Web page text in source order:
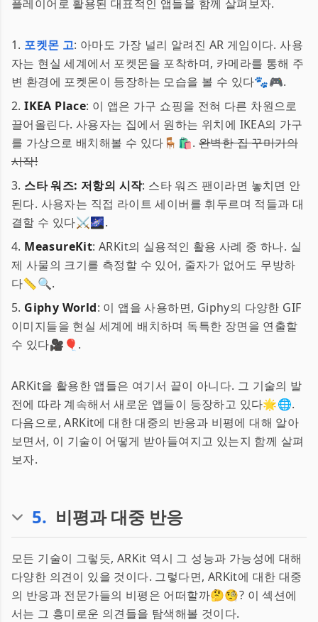
플레이어로 활용된 대표적인 앱들을 함께 살펴보자.
1. 포켓몬 고: 아마도 가장 널리 알려진 AR 게임이다. 사용
자는 현실 세계에서 포켓몬을 포착하며, 카메라를 통해 주
변 환경에 포켓몬이 등장하는 모습을 볼 수 있다🐾🎮.
2.IKEA Place: 이 앱은 가구 쇼핑을 전혀 다른 차원으로
끌어올린다. 사용자는 집에서 원하는 위치에 IKEA의 가구
를 가상으로 배치해볼 수 있다🪑🛍. 완벽한 집 꾸미기의
시작!
3. 스타 워즈: 저항의 시작: 스타 워즈 팬이라면 놓치면 안
된다. 사용자는 직접 라이트 세이버를 휘두르며 적들과 대
결할 수 있다⚔️🌌.
4. MeasureKit: ARKit의 실용적인 활용 사례 중 하나. 실
제 사물의 크기를 측정할 수 있어, 줄자가 없어도 무방하
다📏🔍.
5. Giphy World: 이 앱을 사용하면, Giphy의 다양한 GIF
이미지들을 현실 세계에 배치하며 독특한 장면을 연출할
수 있다🎥🎈.
ARKit을 활용한 앱들은 여기서 끝이 아니다. 그 기술의 발
전에 따라 계속해서 새로운 앱들이 등장하고 있다🌟🌐.
다음으로, ARKit에 대한 대중의 반응과 비평에 대해 알아
보면서, 이 기술이 어떻게 받아들여지고 있는지 함께 살펴
보자.
5. 비평과 대중 반응
모든 기술이 그렇듯, ARKit 역시 그 성능과 가능성에 대해
다양한 의견이 있을 것이다. 그렇다면, ARKit에 대한 대중
의 반응과 전문가들의 비평은 어떠할까🤔🧐? 이 섹션에
서는 그 흥미로운 의견들을 탐색해볼 것이다.